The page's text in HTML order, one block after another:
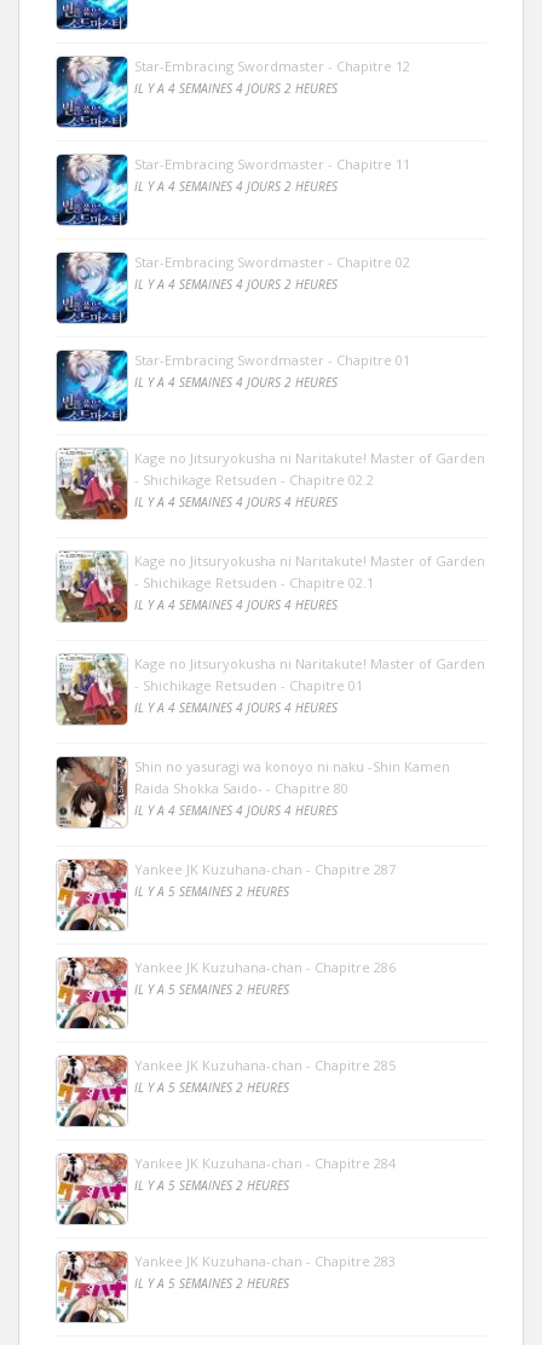
Star-Embracing Swordmaster - Chapitre 12
IL Y A 4 SEMAINES 4 JOURS 2 HEURES
Star-Embracing Swordmaster - Chapitre 11
IL Y A 4 SEMAINES 4 JOURS 2 HEURES
Star-Embracing Swordmaster - Chapitre 02
IL Y A 4 SEMAINES 4 JOURS 2 HEURES
Star-Embracing Swordmaster - Chapitre 01
IL Y A 4 SEMAINES 4 JOURS 2 HEURES
Kage no Jitsuryokusha ni Naritakute! Master of Garden
- Shichikage Retsuden - Chapitre 02.2
IL Y A 4 SEMAINES 4 JOURS 4 HEURES
Kage no Jitsuryokusha ni Naritakute! Master of Garden
- Shichikage Retsuden - Chapitre 02.1
IL Y A 4 SEMAINES 4 JOURS 4 HEURES
Kage no Jitsuryokusha ni Naritakute! Master of Garden
- Shichikage Retsuden - Chapitre 01
IL Y A 4 SEMAINES 4 JOURS 4 HEURES
Shin no yasuragi wa konoyo ni naku -Shin Kamen
Raida Shokka Saido- - Chapitre 80
IL Y A 4 SEMAINES 4 JOURS 4 HEURES
Yankee JK Kuzuhana-chan - Chapitre 287
IL Y A 5 SEMAINES 2 HEURES
Yankee JK Kuzuhana-chan - Chapitre 286
IL Y A 5 SEMAINES 2 HEURES
Yankee JK Kuzuhana-chan - Chapitre 285
IL Y A 5 SEMAINES 2 HEURES
Yankee JK Kuzuhana-chan - Chapitre 284
IL Y A 5 SEMAINES 2 HEURES
Yankee JK Kuzuhana-chan - Chapitre 283
IL Y A 5 SEMAINES 2 HEURES